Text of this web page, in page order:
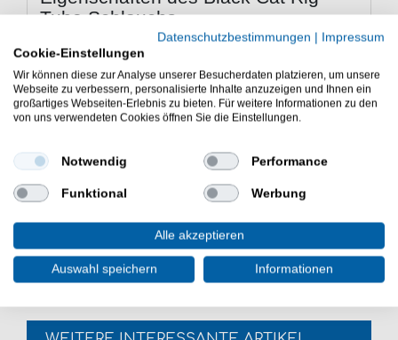
Tube Schlauchs
Rig Tube zum Bau von Wallermontagen
lässt sich schnell & flexibel auf Knotenwicklung &
Haken schieben
leicht & widerstandsfähig
schwimmende Eigenschaften
Lieferumfang: 1m Rig Tube in gewählter Farbe
und Innen-/Außendurchmesser
Der Black Cat Rig Tube Schlauch ist sehr gut für
Welshaken & Wallerdrillinge. Der Rigtube ist sehr gut
zum Binden von Wallervorfächer & U-Posenmontagen.
Datenschutzbestimmungen | Impressum
Cookie-Einstellungen
Wir können diese zur Analyse unserer Besucherdaten platzieren, um unsere
Webseite zu verbessern, personalisierte Inhalte anzuzeigen und Ihnen ein
großartiges Webseiten-Erlebnis zu bieten. Für weitere Informationen zu den
von uns verwendeten Cookies öffnen Sie die Einstellungen.
Notwendig Performance
Funktional Werbung
Alle akzeptieren
Auswahl speichern Informationen